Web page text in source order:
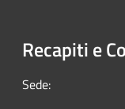
Recapiti e
Sede: